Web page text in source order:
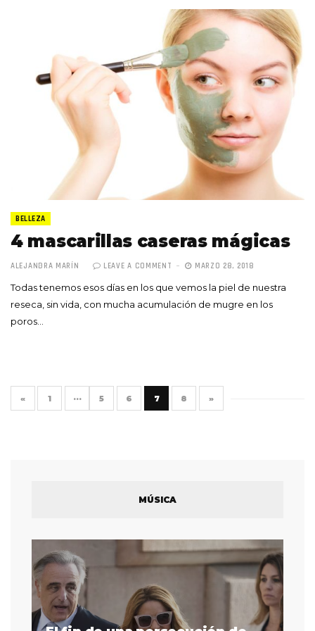
BELLEZA
4 mascarillas caseras mágicas
ALEJANDRA MARÍN LEAVE A COMMENT MARZO 28, 2018
Todas tenemos esos días en los que vemos la piel de nuestra
reseca, sin vida, con mucha acumulación de mugre en los
poros…
« 1 ··· 5 6 7 8 »
MÚSICA